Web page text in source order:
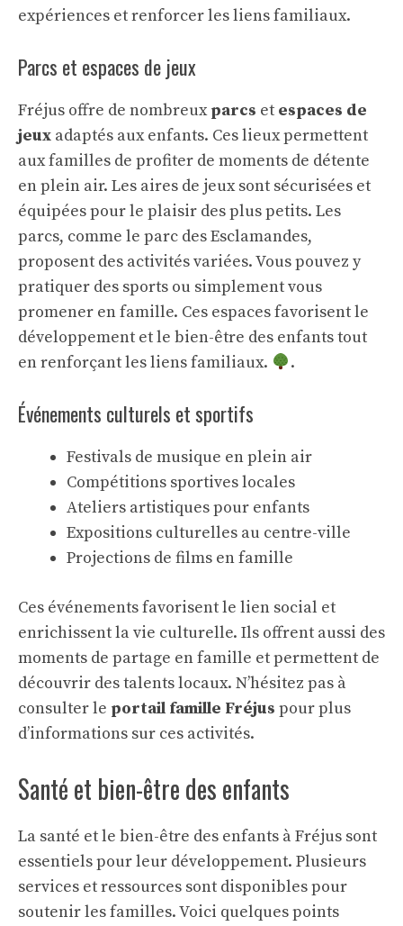
expériences et renforcer les liens familiaux.
Parcs et espaces de jeux
Fréjus offre de nombreuxparcs et espaces de
jeux adaptés aux enfants. Ces lieux permettent
aux familles de profiter de moments de détente
en plein air. Les aires de jeux sont sécurisées et
équipées pour le plaisir des plus petits. Les
parcs, comme le parc des Esclamandes,
proposent des activités variées. Vous pouvez y
pratiquer des sports ou simplement vous
promener en famille. Ces espaces favorisent le
développement et le bien-être des enfants tout
en renforçant les liens familiaux.
.
Événements culturels et sportifs
Festivals de musique en plein air
Compétitions sportives locales
Ateliers artistiques pour enfants
Expositions culturelles au centre-ville
Projections de films en famille
Ces événements favorisent le lien social et
enrichissent la vie culturelle. Ils offrent aussi des
moments de partage en famille et permettent de
découvrir des talents locaux. N’hésitez pas à
consulter le portail famille Fréjus pour plus
d’informations sur ces activités.
Santé et bien-être des enfants
La santé et le bien-être des enfants à Fréjus sont
essentiels pour leur développement. Plusieurs
services et ressources sont disponibles pour
soutenir les familles. Voici quelques points